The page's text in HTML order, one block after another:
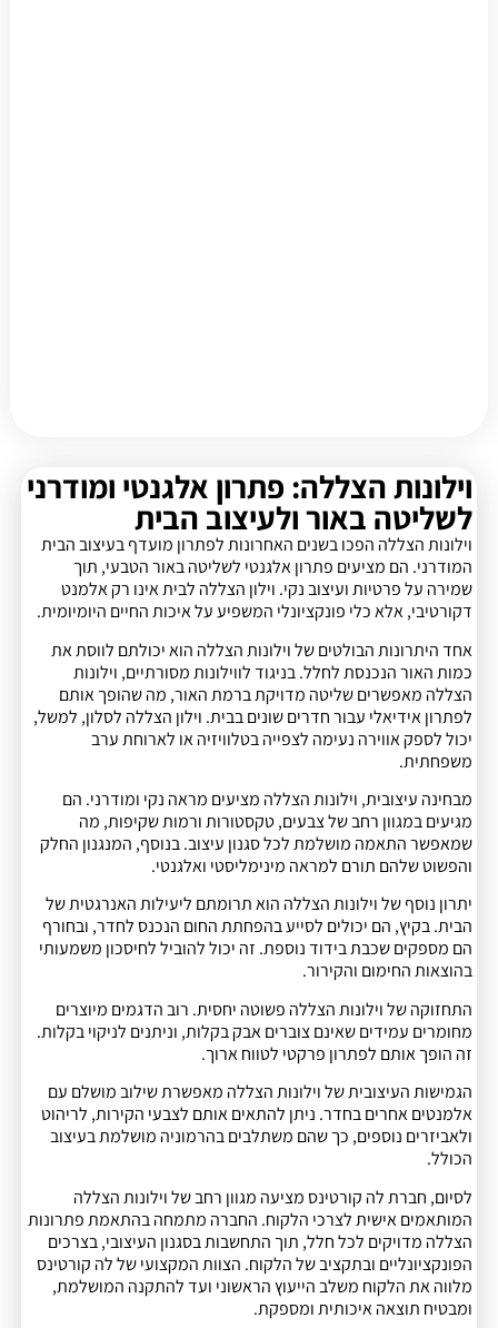
וילונות הצללה: פתרון אלגנטי ומודרני
לשליטה באור ולעיצוב הבית
וילונות הצללה הפכו בשנים האחרונות לפתרון מועדף בעיצוב הבית
המודרני. הם מציעים פתרון אלגנטי לשליטה באור הטבעי, תוך
שמירה על פרטיות ועיצוב נקי. וילון הצללה לבית אינו רק אלמנט
דקורטיבי, אלא כלי פונקציונלי המשפיע על איכות החיים היומיומית.
אחד היתרונות הבולטים של וילונות הצללה הוא יכולתם לווסת את
כמות האור הנכנסת לחלל. בניגוד לווילונות מסורתיים, וילונות
הצללה מאפשרים שליטה מדויקת ברמת האור, מה שהופך אותם
לפתרון אידיאלי עבור חדרים שונים בבית. וילון הצללה לסלון, למשל,
יכול לספק אווירה נעימה לצפייה בטלוויזיה או לארוחת ערב
משפחתית.
מבחינה עיצובית, וילונות הצללה מציעים מראה נקי ומודרני. הם
מגיעים במגוון רחב של צבעים, טקסטורות ורמות שקיפות, מה
שמאפשר התאמה מושלמת לכל סגנון עיצוב. בנוסף, המנגנון החלק
והפשוט שלהם תורם למראה מינימליסטי ואלגנטי.
יתרון נוסף של וילונות הצללה הוא תרומתם ליעילות האנרגטית של
הבית. בקיץ, הם יכולים לסייע בהפחתת החום הנכנס לחדר, ובחורף
הם מספקים שכבת בידוד נוספת. זה יכול להוביל לחיסכון משמעותי
בהוצאות החימום והקירור.
התחזוקה של וילונות הצללה פשוטה יחסית. רוב הדגמים מיוצרים
מחומרים עמידים שאינם צוברים אבק בקלות, וניתנים לניקוי בקלות.
זה הופך אותם לפתרון פרקטי לטווח ארוך.
הגמישות העיצובית של וילונות הצללה מאפשרת שילוב מושלם עם
אלמנטים אחרים בחדר. ניתן להתאים אותם לצבעי הקירות, לריהוט
ולאביזרים נוספים, כך שהם משתלבים בהרמוניה מושלמת בעיצוב
הכולל.
לסיום, חברת לה קורטינס מציעה מגוון רחב של וילונות הצללה
המותאמים אישית לצרכי הלקוח. החברה מתמחה בהתאמת פתרונות
הצללה מדויקים לכל חלל, תוך התחשבות בסגנון העיצובי, בצרכים
הפונקציונליים ובתקציב של הלקוח. הצוות המקצועי של לה קורטינס
מלווה את הלקוח משלב הייעוץ הראשוני ועד להתקנה המושלמת,
ומבטיח תוצאה איכותית ומספקת.